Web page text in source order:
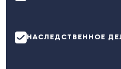
НАСЛЕДСТВЕННОЕ